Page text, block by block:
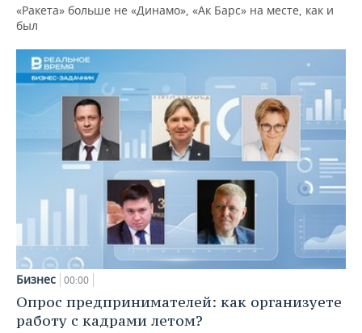
«Ракета» больше не «Динамо», «Ак Барс» на месте, как и
был
Бизнес 00:00
Опрос предпринимателей: как организуете
работу с кадрами летом?